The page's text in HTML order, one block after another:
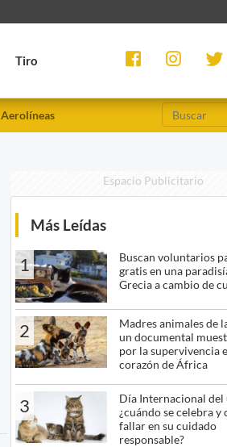
Tiro
Aerolíneas
Espacio Publicitario
Más Leídas
1
Buscan voluntarios
gratis en una
Grecia a cambio de
2
Madres animales de
un documental
por la supervivencia
corazón de África
3
Día Internacional del
¿cuándo se celebra y
fallar en su cuidado
responsable?